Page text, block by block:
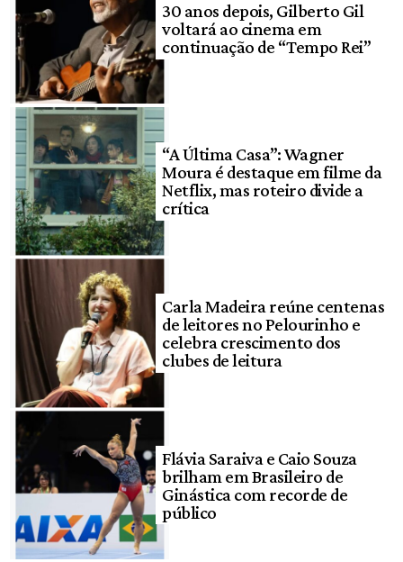
30 anos depois, Gilberto Gil
voltará ao cinema em
continuação de “Tempo Rei”
“A Última Casa”: Wagner
Moura é destaque em filme da
Netflix, mas roteiro divide a
crítica
Carla Madeira reúne centenas
de leitores no Pelourinho e
celebra crescimento dos
clubes de leitura
Flávia Saraiva e Caio Souza
brilham em Brasileiro de
Ginástica com recorde de
público